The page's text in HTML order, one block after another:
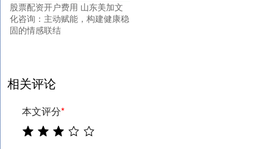
股票配资开户费用 山东美加文
化咨询：主动赋能，构建健康稳
固的情感联结
相关评论
本文评分*